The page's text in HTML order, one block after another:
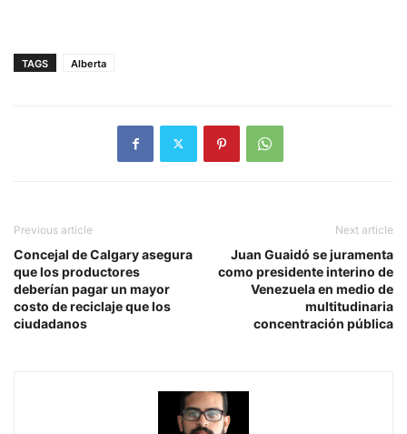
TAGS Alberta
Previous article
Concejal de Calgary asegura
que los productores
deberían pagar un mayor
costo de reciclaje que los
ciudadanos
Next article
Juan Guaidó se juramenta
como presidente interino de
Venezuela en medio de
multitudinaria
concentración pública